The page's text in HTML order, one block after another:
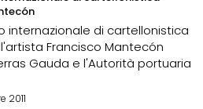
internazionale di cartellonistica
Francisco Mantecón
Gauda e l'Autorità portuaria
2011